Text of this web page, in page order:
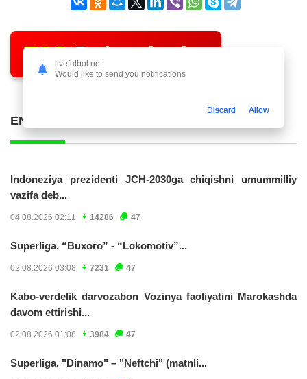
TOPBukmekerlar
ENG KO'P O'QILGAN POSTLAR
Indoneziya prezidenti JCH-2030ga chiqishni umummilliy
vazifa deb...
04.08.2026 02:11 14286 47
Superliga. “Buxoro” - “Lokomotiv”...
02.08.2026 03:08 7231 47
Kabo-verdelik darvozabon Vozinya faoliyatini Marokashda
davom ettirishi...
02.08.2026 01:08 3984 47
Superliga. "Dinamo" – "Neftchi" (matnli...
livefutbol.net
Would like to send you notifications
Discard Allow